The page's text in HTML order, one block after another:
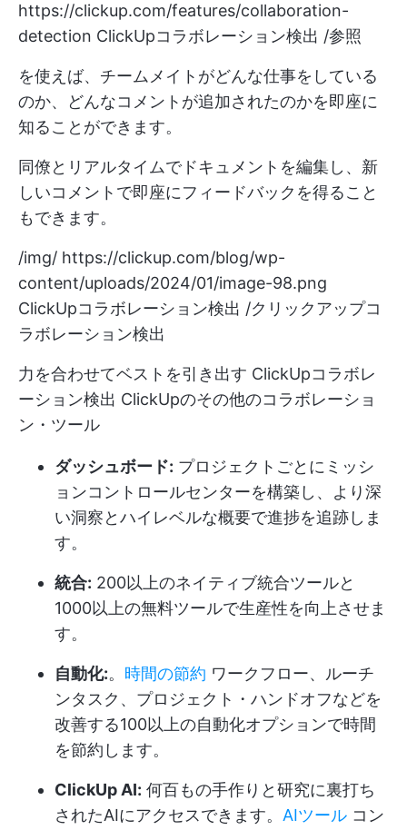
https://clickup.com/features/collaboration-
detection ClickUpコラボレーション検出 /参照
を使えば、チームメイトがどんな仕事をしている
のか、どんなコメントが追加されたのかを即座に
知ることができます。
同僚とリアルタイムでドキュメントを編集し、新
しいコメントで即座にフィードバックを得ること
もできます。
/img/ https://clickup.com/blog/wp-
content/uploads/2024/01/image-98.png
ClickUpコラボレーション検出 /クリックアップコ
ラボレーション検出
力を合わせてベストを引き出す ClickUpコラボレ
ーション検出 ClickUpのその他のコラボレーショ
ン・ツール
ダッシュボード: プロジェクトごとにミッシ
ョンコントロールセンターを構築し、より深
い洞察とハイレベルな概要で進捗を追跡しま
す。
統合: 200以上のネイティブ統合ツールと
1000以上の無料ツールで生産性を向上させま
す。
自動化:。 時間の節約 ワークフロー、ルーチ
ンタスク、プロジェクト・ハンドオフなどを
改善する100以上の自動化オプションで時間
を節約します。
ClickUp AI: 何百もの手作りと研究に裏打ち
されたAIにアクセスできます。 AIツール コン